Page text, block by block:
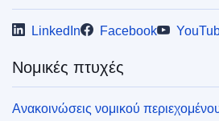
LinkedIn Facebook
Νομικές πτυχές
Ανακοινώσεις νομικού